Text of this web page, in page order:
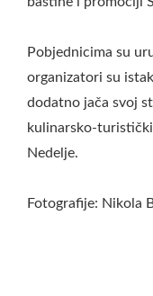
Pobjednicima su
organizatori su
dodatno jača svoj
kulinarsko-
Nedelje.
Fotografije: Nikola